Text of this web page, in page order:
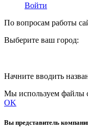
Войти
По вопросам работы
Выберите ваш город:
Начните вводить
Мы используем файлы
OK
Вы представитель